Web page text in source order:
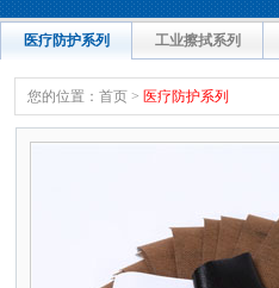
医疗防护系列 工业擦拭系列
您的位置： 首页 > 医疗防护系列